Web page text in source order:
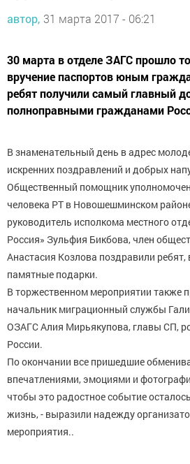
автор, 31 марта 2017 - 06:21
30 марта в отделе ЗАГС прошло
вручение паспортов юным
ребят получили самый главный
полноправными гражданами
В знаменательный день в адрес
искренних поздравлений и добрых
Общественный помощник
человека РТ в Новошешминском
руководитель исполкома местного
Россия» Зульфия Бикбова, член
Анастасия Козлова поздравили ребят,
памятные подарки.
В торжественном мероприятии также
начальник миграционный службы
ОЗАГС Алия Мирьякупова, главы СП,
России.
По окончании все пришедшие
впечатлениями, эмоциями и
чтобы это радостное событие
жизнь, - выразили надежду
мероприятия..